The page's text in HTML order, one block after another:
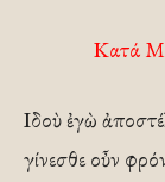
Κατά
Ιδοὺ ἐγὼ
γίνεσθε οὖν